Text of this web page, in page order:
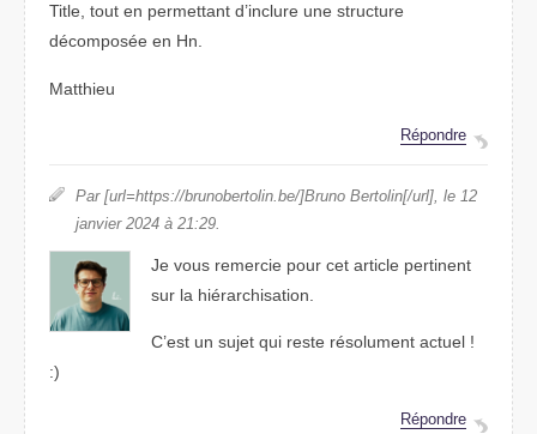
Title, tout en permettant d’inclure une structure
décomposée en Hn.
Matthieu
Répondre
Par [url=https://brunobertolin.be/]Bruno Bertolin[/url], le 12
janvier 2024 à 21:29.
Je vous remercie pour cet article pertinent
sur la hiérarchisation.
C’est un sujet qui reste résolument actuel !
:)
Répondre